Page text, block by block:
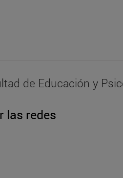
de Educación y
las redes